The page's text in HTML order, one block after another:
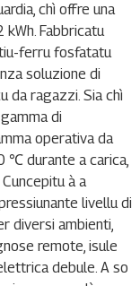
chì offre una
Fabbricatu
ferru fosfatatu
soluzione di
da ragazzi. Sia chì
di
operativa da
℃ durante a carica,
à a
livellu di
diversi ambienti,
remote, isule
debule. A so